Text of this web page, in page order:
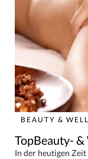
BEAUTY &
TopBeauty-
In der heutigen